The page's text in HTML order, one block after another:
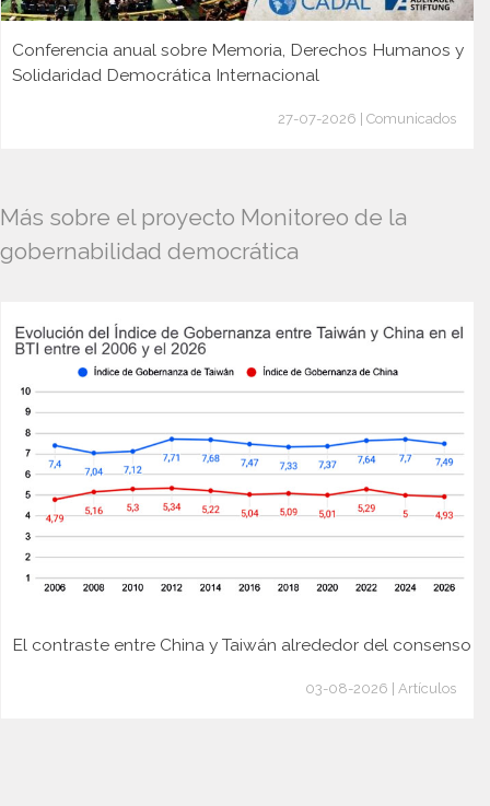
Conferencia anual sobre Memoria, Derechos Humanos y
Solidaridad Democrática Internacional
27-07-2026 | Comunicados
Más sobre el proyecto Monitoreo de la
gobernabilidad democrática
El contraste entre China y Taiwán alrededor del consenso
03-08-2026 | Artículos